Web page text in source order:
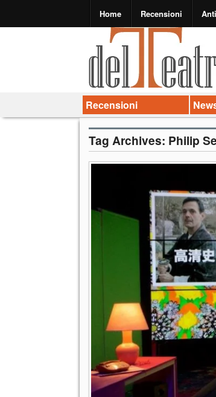
Home Recensioni
Recensioni
Tag Archives: Philip